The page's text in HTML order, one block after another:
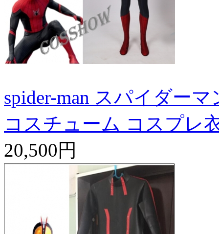
spider-man スパイダー
コスチューム コスプレ
20,500円